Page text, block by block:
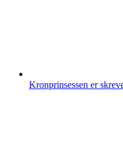
Kronprinsessen er